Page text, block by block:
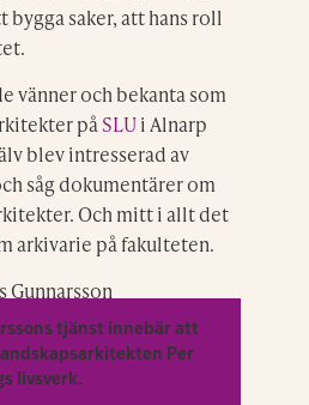
saker, att hans roll
vänner och bekanta som
påSLUi Alnarp
blev intresserad av
såg dokumentärer om
Och mitt i allt det
arkivarie på fakulteten.
tjänst innebär att
Per
livsverk.